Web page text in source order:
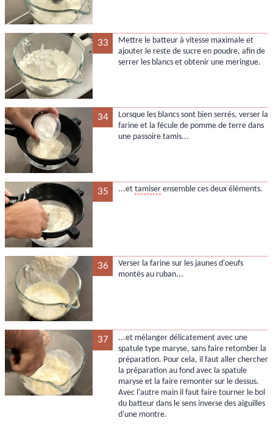
33
Mettre le batteur à vitesse maximale et
ajouter le reste de sucre en poudre, afin de
serrer les blancs et obtenir une meringue.
34
Lorsque les blancs sont bien serrés, verser la
farine et la fécule de pomme de terre dans
une passoire tamis...
35 ...et tamiserensemble ces deux éléments.
36
Verser la farine sur les jaunes d'oeufs
montés au ruban...
37
...et mélanger délicatement avec une
spatule type maryse, sans faire retomber la
préparation. Pour cela, il faut aller chercher
la préparation au fond avec la spatule
maryse et la faire remonter sur le dessus.
Avec l'autre main il faut faire tourner le bol
du batteur dans le sens inverse des aiguilles
d'une montre.